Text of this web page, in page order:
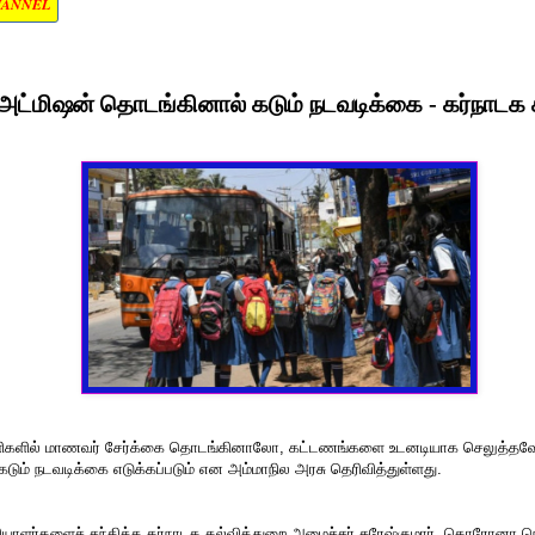
தொடங்கினால் கடும் நடவடிக்கை - கர்நாடக
மாணவர் சேர்க்கை தொடங்கினாலோ, கட்டணங்களை உடனடியாக
நடவடிக்கை எடுக்கப்படும் என அம்மாநில அரசு தெரிவித்துள்ளது.